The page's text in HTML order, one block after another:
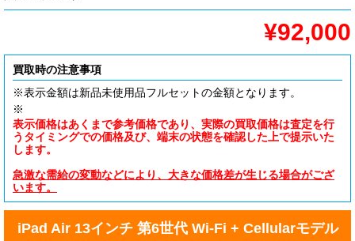
¥92,000
買取時の注意事項
※表示金額は新品未使用品フルセットの金額となります。
※
表示価格はあくまで参考価格であり、実際の買取価格は査定を行
うタイミングでの価格及び、端末の状態を確認した上で提示いた
します。
急激な需給の変動などにより、大きな価格差が生じる場合がござ
います。
iPad Air 13インチ 第6世代 Wi-Fi + Cellularモデル